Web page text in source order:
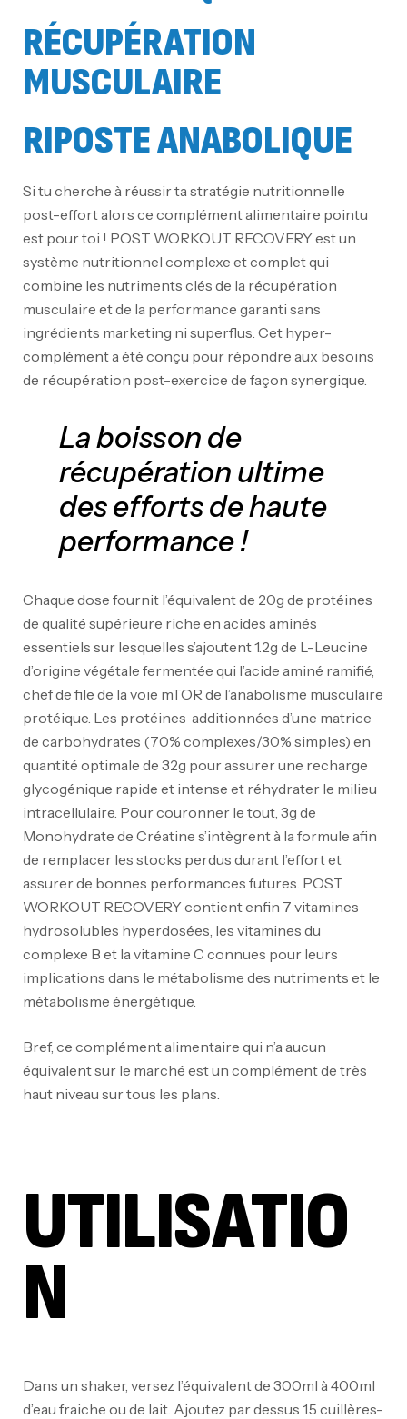
RÉCUPÉRATION
MUSCULAIRE
RIPOSTE ANABOLIQUE
Si tu cherche à réussir ta stratégie nutritionnelle
post-effort alors ce complément alimentaire pointu
est pour toi ! POST WORKOUT RECOVERY est un
système nutritionnel complexe et complet qui
combine les nutriments clés de la récupération
musculaire et de la performance garanti sans
ingrédients marketing ni superflus. Cet hyper-
complément a été conçu pour répondre aux besoins
de récupération post-exercice de façon synergique.
La boisson de
récupération ultime
des efforts de haute
performance !
Chaque dose fournit l’équivalent de 20g de protéines
de qualité supérieure riche en acides aminés
essentiels sur lesquelles s’ajoutent 1.2g de L-Leucine
d’origine végétale fermentée qui l’acide aminé ramifié,
chef de file de la voie mTOR de l’anabolisme musculaire
protéique. Les protéines additionnées d’une matrice
de carbohydrates (70% complexes/30% simples) en
quantité optimale de 32g pour assurer une recharge
glycogénique rapide et intense et réhydrater le milieu
intracellulaire. Pour couronner le tout, 3g de
Monohydrate de Créatine s’intègrent à la formule afin
de remplacer les stocks perdus durant l’effort et
assurer de bonnes performances futures. POST
WORKOUT RECOVERY contient enfin 7 vitamines
hydrosolubles hyperdosées, les vitamines du
complexe B et la vitamine C connues pour leurs
implications dans le métabolisme des nutriments et le
métabolisme énergétique.
Bref, ce complément alimentaire qui n’a aucun
équivalent sur le marché est un complément de très
haut niveau sur tous les plans.
UTILISATIO
N
Dans un shaker, versez l’équivalent de 300ml à 400ml
d’eau fraiche ou de lait. Ajoutez par dessus 1.5 cuillères-